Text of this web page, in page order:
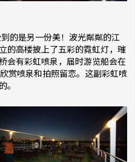
的是另一份美！波光粼粼的江
的高楼披上了五彩的霓虹灯，璀
会有彩虹喷泉，届时游览船会在
赏喷泉和拍照留恋。这副彩虹喷
。